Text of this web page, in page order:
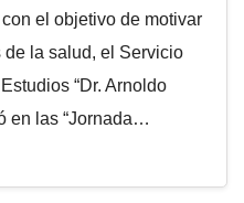
el objetivo de motivar
de la salud, el Servicio
“Dr. Arnoldo
en las “Jornada…